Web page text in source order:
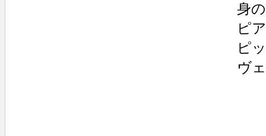
身
ピ
ピ
ヴ